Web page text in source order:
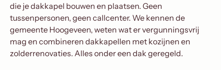
die je dakkapel bouwen en plaatsen. Geen
tussenpersonen, geen callcenter. We kennen de
gemeente Hoogeveen, weten wat er vergunningsvrij
mag en combineren dakkapellen met kozijnen en
zolderrenovaties. Alles onder een dak geregeld.